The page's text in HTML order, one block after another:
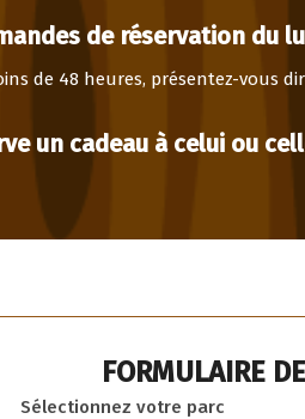
de réservation du
de 48 heures, présentez-vous
un cadeau à celui ou
FORMULAIRE
Sélectionnez votre parc